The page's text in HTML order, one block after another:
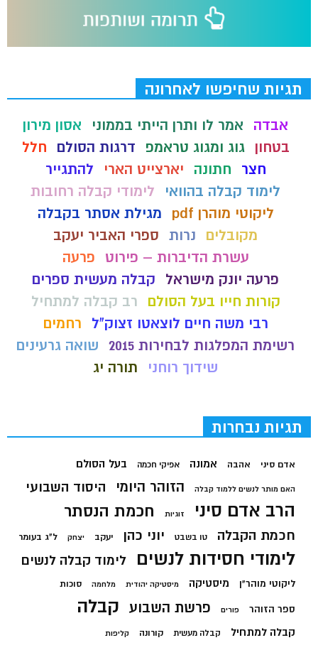
תגיות שחיפשו לאחרונה
אבדה אמר לו ותרן הייתי בממוני
אסון מירון
בטחון
גוג ומגוג טראמפ דרגות הסולם
חלל
חצר
חתונה יארצייט הארי
להתגייר
לימוד קבלה בהוואי
לימודי קבלה רחובות
ליקוטי מוהרן pdf
מגילת אסתר בקבלה
מקובלים
נרות ספרי האביר יעקב
עשרת הדיברות – פירוט
פרעה
פרעה יונק מישראל
קבלה מעשית ספרים
קורות חייו בעל הסולם
רב קבלה למתחיל
רבי משה חיים לוצאטו זצוק"ל
רחמים
רשימת המפלגות לבחירות 2015
שואה גרעינים
שידוך רוחני
תורה יג
תגיות נבחרות
אדם סיני אהבה אמונה אפיקי חכמה בעל הסולם
האם מותר לנשים ללמוד קבלה הזוהר היומי היסוד השבועי
הרב אדם סיני זוגיות חכמת הנסתר
חכמת הקבלה טו בשבט יוני כהן יעקב יצחק ל"ג בעומר
לימודי חסידות לנשים לימוד קבלה לנשים
ליקוטי מוהר"ן מיסטיקה מיסטיקה יהודית מלחמה סוכות
ספר הזוהר פורים פרשת השבוע קבלה
קבלה למתחיל קבלה מעשית קורונה קליפות